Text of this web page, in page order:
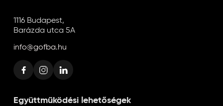
1116 Budapest,
Barázda utca 5A
info@gofba.hu
Együttműködési lehetőségek